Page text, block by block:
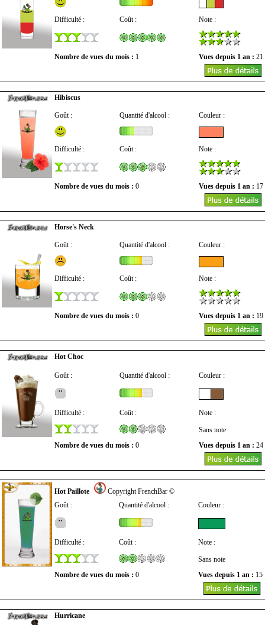
Difficulté : Coût : Note :
Nombre de vues du mois : 1 Vues depuis 1 an : 21
Hibiscus
Goût : Quantité d'alcool : Couleur :
Difficulté : Coût : Note :
Nombre de vues du mois : 0 Vues depuis 1 an : 17
Horse's Neck
Goût : Quantité d'alcool : Couleur :
Difficulté : Coût : Note :
Nombre de vues du mois : 0 Vues depuis 1 an : 19
Hot Choc
Goût : Quantité d'alcool : Couleur :
Difficulté : Coût : Note :
Sans note
Nombre de vues du mois : 0 Vues depuis 1 an : 24
Hot Paillote
Copyright FrenchBar ©
Goût :
Quantité d'alcool : Couleur :
Difficulté : Coût : Note :
Sans note
Nombre de vues du mois : 0 Vues depuis 1 an : 15
Hurricane